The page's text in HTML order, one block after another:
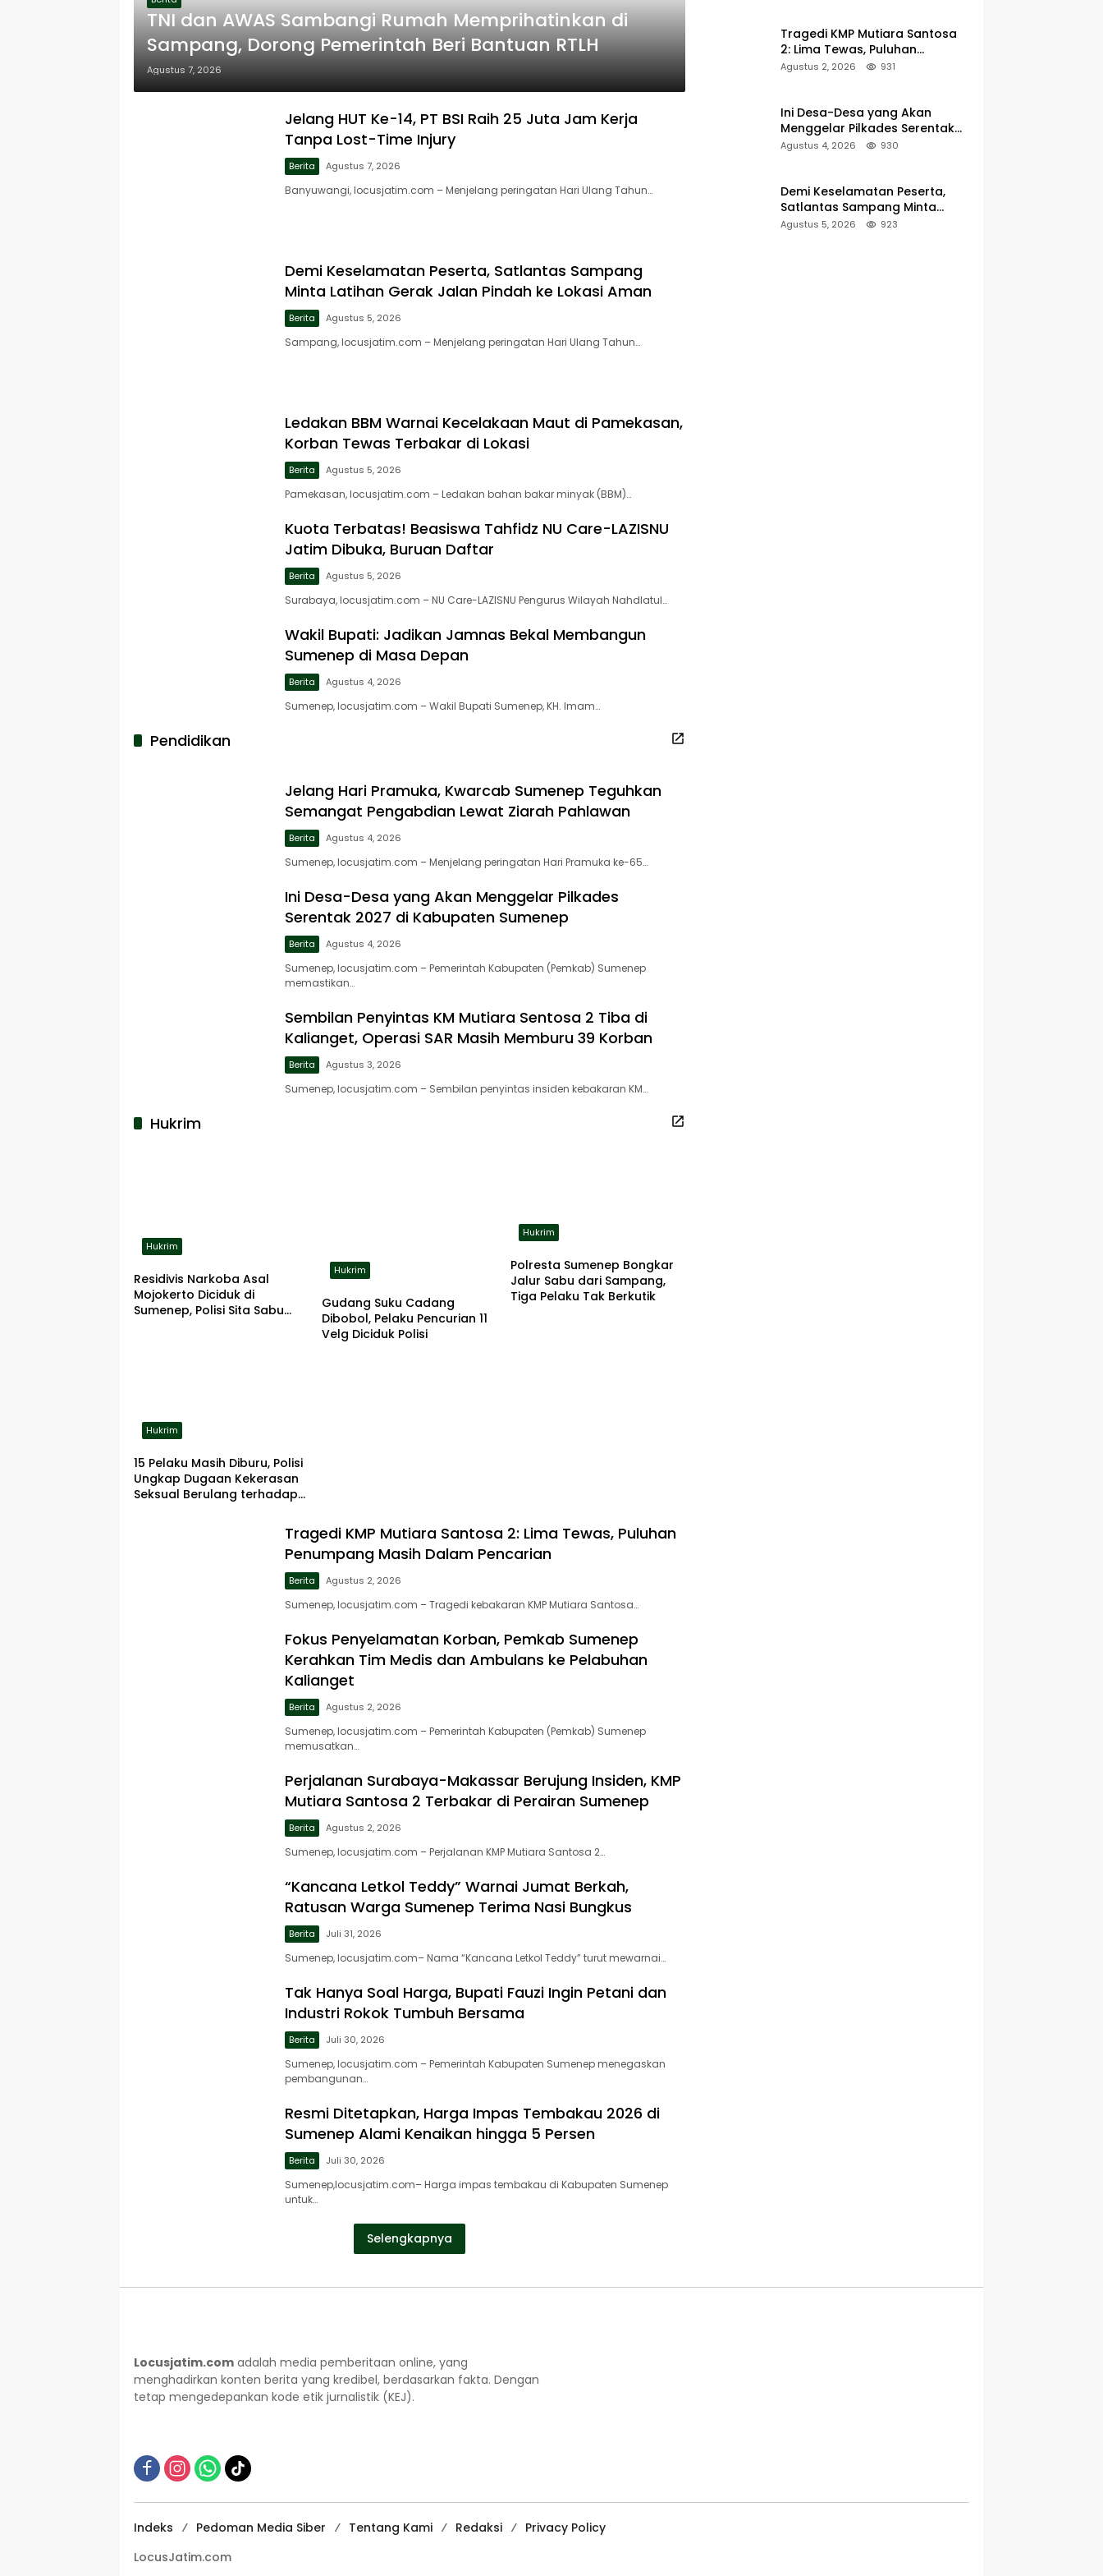
TNI dan AWAS Sambangi Rumah Memprihatinkan di
Sampang, Dorong Pemerintah Beri Bantuan RTLH
Agustus 7, 2026
Jelang HUT Ke-14, PT BSI Raih 25 Juta Jam Kerja
Tanpa Lost-Time Injury
Berita Agustus 7, 2026
Banyuwangi, locusjatim.com – Menjelang peringatan Hari Ulang Tahun…
Demi Keselamatan Peserta, Satlantas Sampang
Minta Latihan Gerak Jalan Pindah ke Lokasi Aman
Berita Agustus 5, 2026
Sampang, locusjatim.com – Menjelang peringatan Hari Ulang Tahun…
Ledakan BBM Warnai Kecelakaan Maut di Pamekasan,
Korban Tewas Terbakar di Lokasi
Berita Agustus 5, 2026
Pamekasan, locusjatim.com – Ledakan bahan bakar minyak (BBM)…
Kuota Terbatas! Beasiswa Tahfidz NU Care-LAZISNU
Jatim Dibuka, Buruan Daftar
Berita Agustus 5, 2026
Surabaya, locusjatim.com – NU Care-LAZISNU Pengurus Wilayah Nahdlatul…
Wakil Bupati: Jadikan Jamnas Bekal Membangun
Sumenep di Masa Depan
Berita Agustus 4, 2026
Sumenep, locusjatim.com – Wakil Bupati Sumenep, KH. Imam…
Pendidikan
Jelang Hari Pramuka, Kwarcab Sumenep Teguhkan
Semangat Pengabdian Lewat Ziarah Pahlawan
Berita Agustus 4, 2026
Sumenep, locusjatim.com – Menjelang peringatan Hari Pramuka ke-65…
Ini Desa-Desa yang Akan Menggelar Pilkades
Serentak 2027 di Kabupaten Sumenep
Berita Agustus 4, 2026
Sumenep, locusjatim.com – Pemerintah Kabupaten (Pemkab) Sumenep
memastikan…
Sembilan Penyintas KM Mutiara Sentosa 2 Tiba di
Kalianget, Operasi SAR Masih Memburu 39 Korban
Berita Agustus 3, 2026
Sumenep, locusjatim.com – Sembilan penyintas insiden kebakaran KM…
Hukrim
Hukrim
Residivis Narkoba Asal
Mojokerto Diciduk di
Sumenep, Polisi Sita Sabu
Hukrim
Gudang Suku Cadang
Dibobol, Pelaku Pencurian 11
Velg Diciduk Polisi
Hukrim
Polresta Sumenep Bongkar
Jalur Sabu dari Sampang,
Tiga Pelaku Tak Berkutik
Hukrim
15 Pelaku Masih Diburu, Polisi
Ungkap Dugaan Kekerasan
Seksual Berulang terhadap
Tragedi KMP Mutiara Santosa 2: Lima Tewas, Puluhan
Penumpang Masih Dalam Pencarian
Berita Agustus 2, 2026
Sumenep, locusjatim.com – Tragedi kebakaran KMP Mutiara Santosa…
Fokus Penyelamatan Korban, Pemkab Sumenep
Kerahkan Tim Medis dan Ambulans ke Pelabuhan
Kalianget
Berita Agustus 2, 2026
Sumenep, locusjatim.com – Pemerintah Kabupaten (Pemkab) Sumenep
memusatkan…
Perjalanan Surabaya-Makassar Berujung Insiden, KMP
Mutiara Santosa 2 Terbakar di Perairan Sumenep
Berita Agustus 2, 2026
Sumenep, locusjatim.com – Perjalanan KMP Mutiara Santosa 2…
“Kancana Letkol Teddy” Warnai Jumat Berkah,
Ratusan Warga Sumenep Terima Nasi Bungkus
Berita Juli 31, 2026
Sumenep, locusjatim.com– Nama “Kancana Letkol Teddy” turut mewarnai…
Tak Hanya Soal Harga, Bupati Fauzi Ingin Petani dan
Industri Rokok Tumbuh Bersama
Berita Juli 30, 2026
Sumenep, locusjatim.com – Pemerintah Kabupaten Sumenep menegaskan
pembangunan…
Resmi Ditetapkan, Harga Impas Tembakau 2026 di
Sumenep Alami Kenaikan hingga 5 Persen
Berita Juli 30, 2026
Sumenep,locusjatim.com– Harga impas tembakau di Kabupaten Sumenep
untuk…
Selengkapnya
Tragedi KMP Mutiara Santosa
2: Lima Tewas, Puluhan
Penumpang Masih Dalam
Agustus 2, 2026 931
Ini Desa-Desa yang Akan
Menggelar Pilkades Serentak
2027 di Kabupaten Sumenep
Agustus 4, 2026 930
Demi Keselamatan Peserta,
Satlantas Sampang Minta
Latihan Gerak Jalan Pindah ke
Agustus 5, 2026 923
Locusjatim.com adalah media pemberitaan online, yang
menghadirkan konten berita yang kredibel, berdasarkan fakta. Dengan
tetap mengedepankan kode etik jurnalistik (KEJ).
Indeks Pedoman Media Siber Tentang Kami Redaksi
Privacy Policy
LocusJatim.com